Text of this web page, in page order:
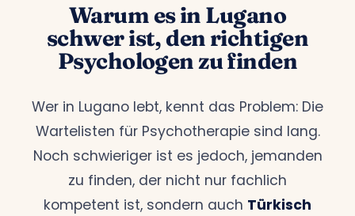
Warum es in Lugano
schwer ist, den richtigen
Psychologen zu finden
Wer in Lugano lebt, kennt das Problem: Die
Wartelisten für Psychotherapie sind lang.
Noch schwieriger ist es jedoch, jemanden
zu finden, der nicht nur fachlich
kompetent ist, sondern auch Türkisch